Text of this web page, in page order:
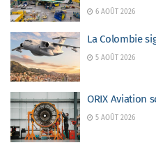
6 AOÛT 2026
La Colombie
5 AOÛT 2026
ORIX Aviation
5 AOÛT 2026